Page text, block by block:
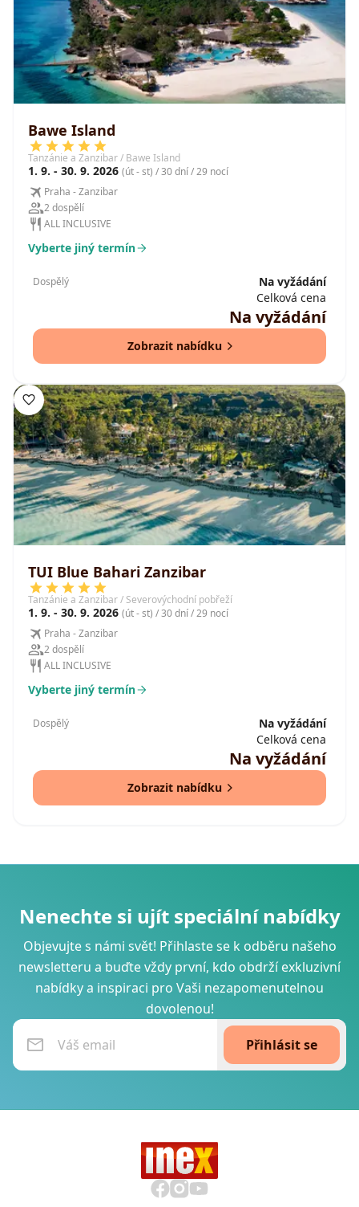
Bawe Island
Tanzánie a Zanzibar / Bawe Island
1. 9. - 30. 9. 2026 (út - st) / 30 dní / 29 nocí
Praha - Zanzibar
2 dospělí
ALL INCLUSIVE
Vyberte jiný termín
Dospělý
Na vyžádání
Celková cena
Na vyžádání
Zobrazit nabídku
TUI Blue Bahari Zanzibar
Tanzánie a Zanzibar / Severovýchodní pobřeží
1. 9. - 30. 9. 2026 (út - st) / 30 dní / 29 nocí
Praha - Zanzibar
2 dospělí
ALL INCLUSIVE
Vyberte jiný termín
Dospělý
Na vyžádání
Celková cena
Na vyžádání
Zobrazit nabídku
Nenechte si ujít speciální nabídky
Objevujte s námi svět! Přihlaste se k odběru našeho
newsletteru a buďte vždy první, kdo obdrží exkluzivní
nabídky a inspiraci pro Vaši nezapomenutelnou
dovolenou!
Přihlásit se